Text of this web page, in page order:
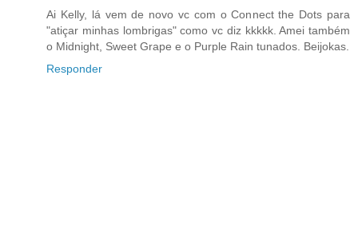
Ai Kelly, lá vem de novo vc com o Connect the Dots para
"atiçar minhas lombrigas" como vc diz kkkkk. Amei também
o Midnight, Sweet Grape e o Purple Rain tunados. Beijokas.
Responder